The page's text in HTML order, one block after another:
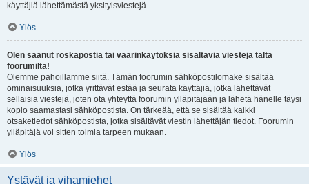
käyttäjiä lähettämästä yksityisviestejä.
Ylös
Olen saanut roskapostia tai väärinkäytöksiä sisältäviä viestejä tältä
foorumilta!
Olemme pahoillamme siitä. Tämän foorumin sähköpostilomake sisältää
ominaisuuksia, jotka yrittävät estää ja seurata käyttäjiä, jotka lähettävät
sellaisia viestejä, joten ota yhteyttä foorumin ylläpitäjään ja lähetä hänelle täysi
kopio saamastasi sähköpostista. On tärkeää, että se sisältää kaikki
otsaketiedot sähköpostista, jotka sisältävät viestin lähettäjän tiedot. Foorumin
ylläpitäjä voi sitten toimia tarpeen mukaan.
Ylös
Ystävät ja vihamiehet